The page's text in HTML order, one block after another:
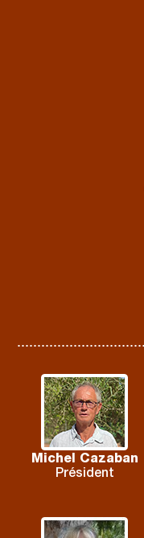
Michel Cazaban
Président